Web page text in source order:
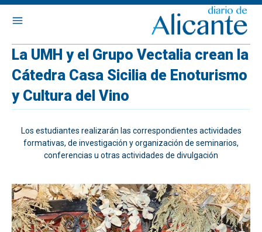
La UMH y el Grupo Vectalia crean la
Cátedra Casa Sicilia de Enoturismo
y Cultura del Vino
Los estudiantes realizarán las correspondientes actividades
formativas, de investigación y organización de seminarios,
conferencias u otras actividades de divulgación